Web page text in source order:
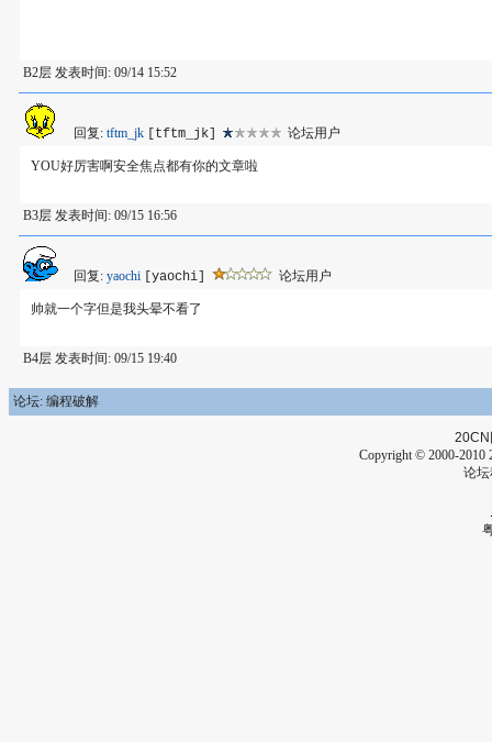
B2层 发表时间: 09/14 15:52
回复: tftm_jk [tftm_jk] 论坛用户
YOU好厉害啊安全焦点都有你的文章啦
B3层 发表时间: 09/15 16:56
回复: yaochi [yaochi] 论坛用户
帅就一个字但是我头晕不看了
B4层 发表时间: 09/15 19:40
论坛: 编程破解
20CN
Copyright © 2000-2010
论